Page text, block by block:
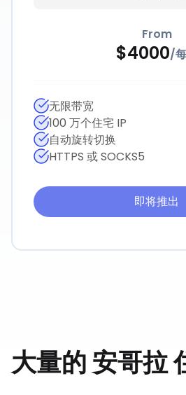
From
$4000/
无限带宽
100 万个住宅 IP
自动旋转切换
HTTPS 或 SOCKS5
即将推出
大量的安哥拉